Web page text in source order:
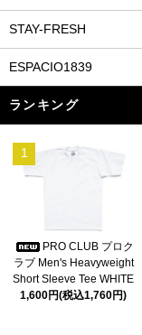
STAY-FRESH
ESPACIO1839
ランキング
1
PRO CLUB プロク
ラブ Men's Heavyweight
Short Sleeve Tee WHITE
1,600円(税込1,760円)